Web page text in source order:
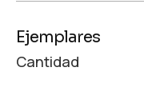
Ejemplares
Cantidad